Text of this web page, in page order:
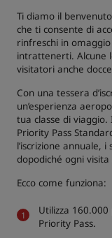
Ti diamo il
che ti consente di
rinfreschi in
intrattenerti. Alcune
visitatori anche
Con una tessera
un’esperienza
tua classe di viaggio.
Priority Pass
l’iscrizione annuale,
dopodiché ogni
Ecco come funziona:
Utilizza
Priority Pass.